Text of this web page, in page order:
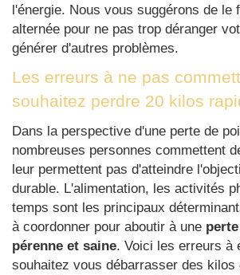
l'énergie. Nous vous suggérons de le
alternée pour ne pas trop déranger
générer d'autres problèmes.
Les erreurs à ne pas
souhaitez perdre 20 kilos
Dans la perspective d'une perte de
nombreuses personnes commettent
leur permettent pas d'atteindre
durable. L'alimentation, les activités
temps sont les principaux
à coordonner pour aboutir à une
pérenne et saine. Voici les erreurs à
souhaitez vous débarrasser des kilos